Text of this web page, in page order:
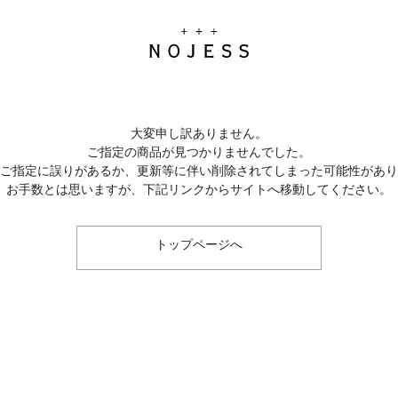
大変申し訳ありません。
ご指定の商品が見つかりませんでした。
指定に誤りがあるか、更新等に伴い削除されてしまった可能性があ
お手数とは思いますが、下記リンクからサイトへ移動してください。
トップページへ